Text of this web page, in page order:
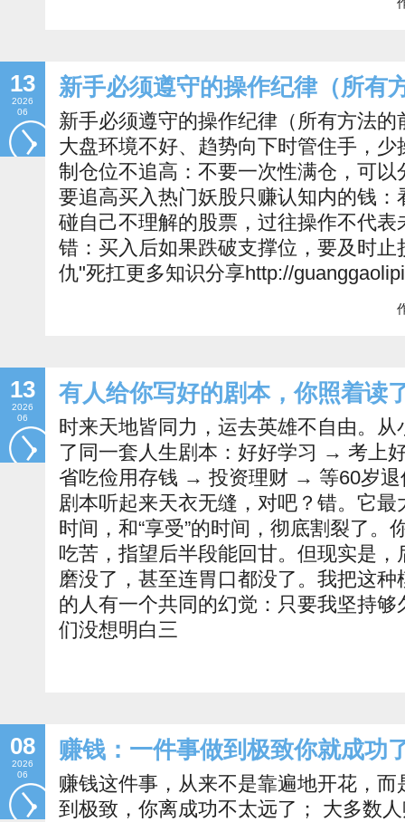
13
2026
06
新手必须遵守的操作纪律（所有
新手必须遵守的操作纪律（所有方法
大盘环境不好、趋势向下时管住手，
制仓位不追高‌：不要一次性满仓，可
要追高买入热门妖股只赚认知内的钱‌
碰自己不理解的股票，过往操作不代
错‌：买入后如果跌破支撑位，要及时
仇"死扛更多知识分享http://
13
2026
06
有人给你写好的剧本，你照着读
时来天地皆同力，运去英雄不自由。
了同一套人生剧本：好好学习 → 考上
省吃俭用存钱 → 投资理财 → 等60岁
剧本听起来天衣无缝，对吧？错。它最
时间，和“享受”的时间，彻底割裂了。
吃苦，指望后半段能回甘。但现实是
磨没了，甚至连胃口都没了。我把这种
的人有一个共同的幻觉：只要我坚持
们没想明白三
08
2026
06
赚钱：一件事做到极致你就成功
赚钱这件事，从来不是靠遍地开花，
到极致，你离成功不太远了； 大多数